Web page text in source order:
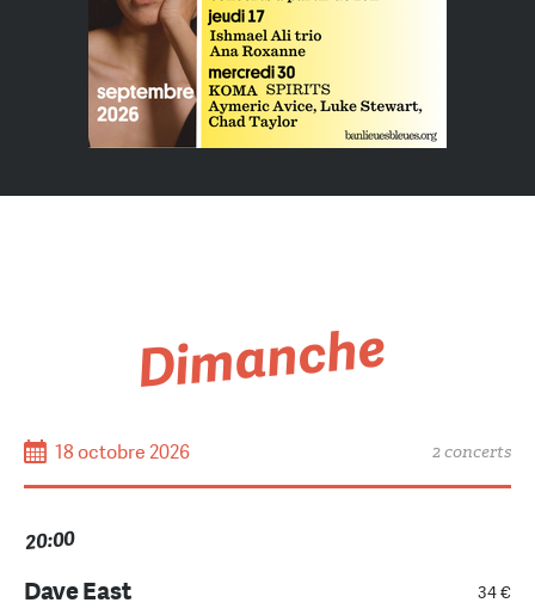
Dimanche
18 octobre 2026 2 concerts
20:00
34 €
Dave East